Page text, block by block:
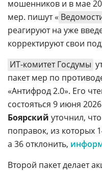
мошенников и в мае
мер. пишут «
реагируют на уже
корректируют свои
ИТ-комитет Госдумы
пакет мер по
«Антифрод 2.0». Его
состояться 9 июня
Боярский уточнил,
поправок, из которых
а 36 отклонить,
Второй пакет делает